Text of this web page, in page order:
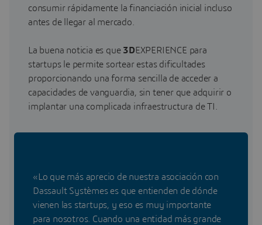
consumir rápidamente la financiación inicial incluso
antes de llegar al mercado.
La buena noticia es que 3DEXPERIENCE para
startups le permite sortear estas dificultades
proporcionando una forma sencilla de acceder a
capacidades de vanguardia, sin tener que adquirir o
implantar una complicada infraestructura de TI.
«Lo que más aprecio de nuestra asociación con
Dassault Systèmes es que entienden de dónde
vienen las startups, y eso es muy importante
para nosotros. Cuando una entidad más grande